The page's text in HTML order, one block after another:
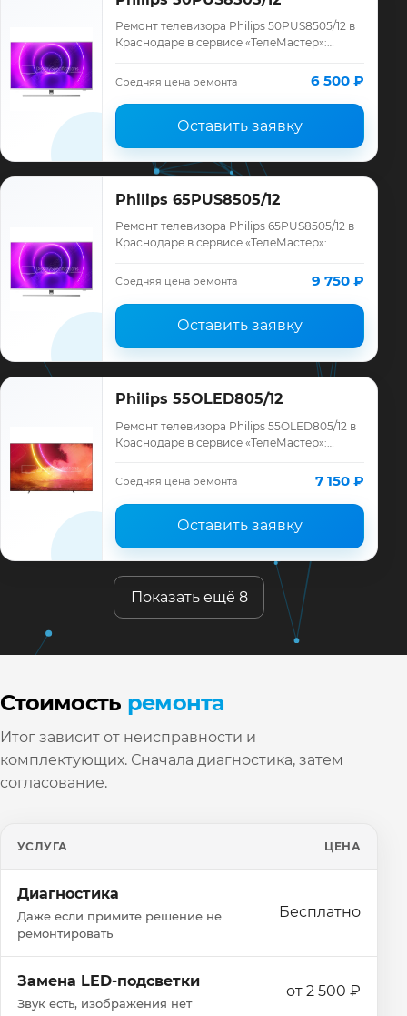
Ремонт телевизора Philips 50PUS8505/12 в
Краснодаре в сервисе «ТелеМастер»:
ремонта, запчасти и гарантия до 12
месяце…
Средняя цена ремонта 6 500 ₽
Оставить заявку
Philips 65PUS8505/12
Ремонт телевизора Philips 65PUS8505/12 в
Краснодаре в сервисе «ТелеМастер»:
ремонта, запчасти и гарантия до 12
Средняя цена ремонта 9 750 ₽
Оставить заявку
Philips 55OLED805/12
Ремонт телевизора Philips 55OLED805/12 в
Краснодаре в сервисе «ТелеМастер»:
ремонта, запчасти и гарантия до 12
месяце…
Средняя цена ремонта 7 150 ₽
Оставить заявку
Показать ещё 8
Стоимость ремонта
Итог зависит от неисправности и
комплектующих. Сначала диагностика, затем
согласование.
УСЛУГА ЦЕНА
Диагностика
Даже если примите решение не
ремонтировать
Бесплатно
Замена LED-подсветки
Звук есть, изображения нет
от 2 500 ₽